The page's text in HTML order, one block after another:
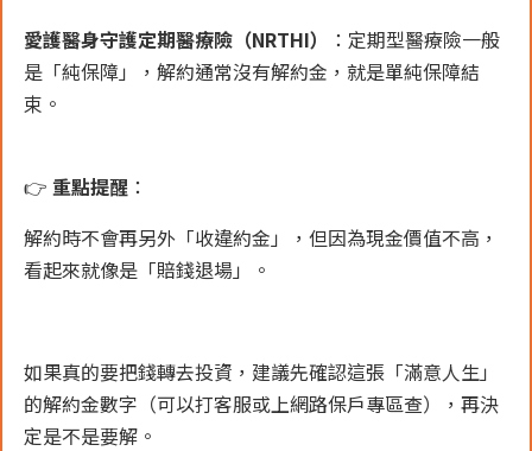
愛護醫身守護定期醫療險（NRTHI）
：定期型醫療險一般
是「純保障」，解約通常沒有解約金，就是單純保障結
束。
👉 重點提醒 ：
解約時不會再另外「收違約金」，但因為現金價值不高，
看起來就像是「賠錢退場」。
如果真的要把錢轉去投資，建議先確認這張「滿意人生」
的解約金數字（可以打客服或上網路保戶專區查），再決
定是不是要解。